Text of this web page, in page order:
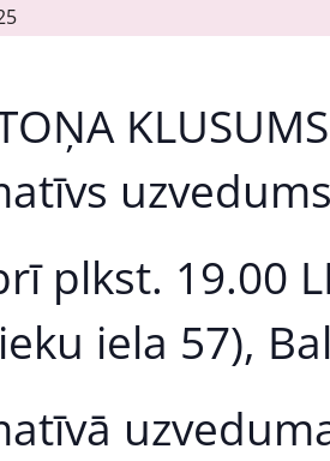
KLUSUMS
plkst. 19.00
iela 57),